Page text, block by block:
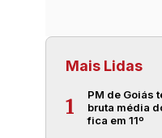
Mais Lidas
1
PM de Goiás
bruta média
fica em 11º